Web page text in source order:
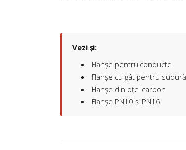
Vezi și:
Flanșe pentru conducte
Flanșe cu gât pentru sudură
Flanșe din oțel carbon
Flanșe PN10 și PN16